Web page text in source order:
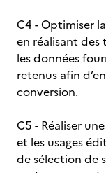
C4 - Optimiser
en réalisant
les données
retenus afin
conversion.
C5 - Réaliser
et les usages
de sélection de